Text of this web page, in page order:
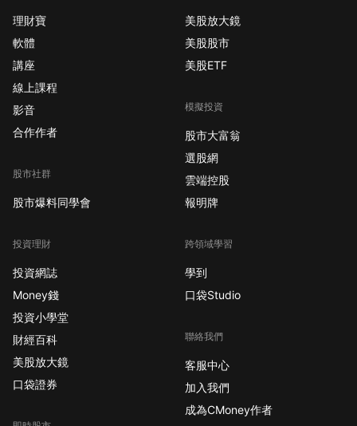
理財寶
軟體
講座
線上課程
影音
合作作者
股市社群
股市爆料同學會
投資理財
投資網誌
Money錢
投資小學堂
財經百科
美股放大鏡
口袋證券
美股放大鏡
美股股市
美股ETF
模擬投資
股市大富翁
選股網
雲端控股
報明牌
跨領域學習
學到
口袋Studio
聯絡我們
客服中心
加入我們
成為CMoney作者